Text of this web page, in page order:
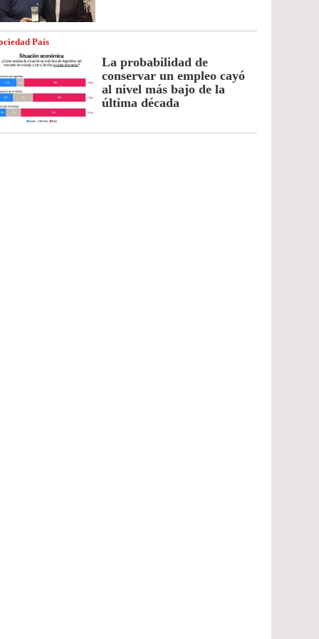
País
La probabilidad de
conservar un empleo cayó
al nivel más bajo de la
última década